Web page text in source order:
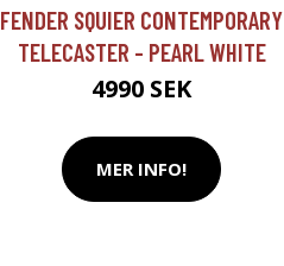
FENDER SQUIER CONTEMPORARY
TELECASTER - PEARL WHITE
4990 SEK
MER INFO!